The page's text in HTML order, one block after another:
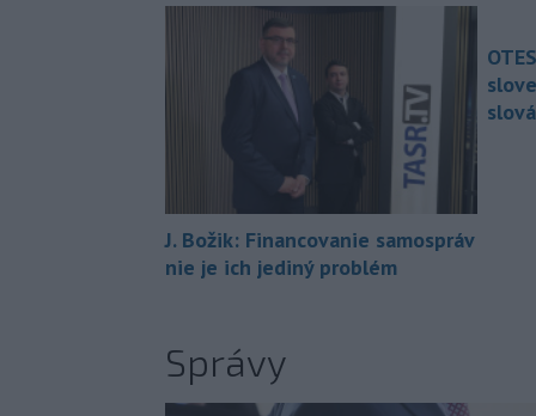
J. Božik: Financovanie samospráv
nie je ich jediný problém
Správy